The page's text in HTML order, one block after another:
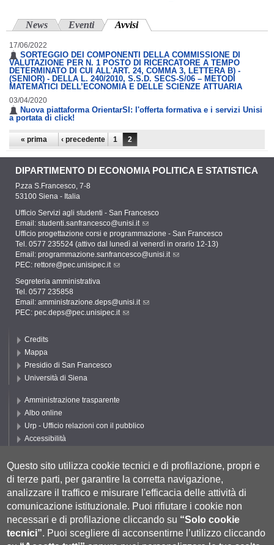
News Eventi Avvisi(scheda attiva)
17/06/2022
SORTEGGIO DEI COMPONENTI DELLA COMMISSIONE DI
VALUTAZIONE PER N. 1 POSTO DI RICERCATORE A TEMPO
DETERMINATO DI CUI ALL'ART. 24, COMMA 3, LETTERA B) -
(SENIOR) - DELLA L. 240/2010, S.S.D. SECS-S/06 – METODI
MATEMATICI DELL’ECONOMIA E DELLE SCIENZE ATTUARIA
03/04/2020
Nuova piattaforma OrientarSI: l'offerta formativa e i servizi Unisi
a portata di click!
Pagine
« prima ‹ precedente 1 2
DIPARTIMENTO DI ECONOMIA POLITICA E STATISTICA
P.zza S.Francesco, 7-8
53100 Siena - Italia
Ufficio Servizi agli studenti - San Francesco
Email: studenti.sanfrancesco@unisi.it
Ufficio progettazione corsi e programmazione - San Francesco
Tel. 0577 235524 (attivo dal lunedì al venerdì in orario 12-13)
Email: programmazione.sanfrancesco@unisi.it
PEC: rettore@pec.unisipec.it
Segreteria amministrativa
Tel. 0577 235858
Email: amministrazione.deps@unisi.it
PEC: pec.deps@pec.unisipec.it
Credits
Mappa
Presidio di San Francesco
Università di Siena
Amministrazione trasparente
Albo online
Urp - Ufficio relazioni con il pubblico
Accessibilità
Cookie settings
Segui DEPS
Questo sito utilizza cookie tecnici e di profilazione, propri e
di terze parti, per garantire la corretta navigazione,
analizzare il traffico e misurare l'efficacia delle attività di
comunicazione istituzionale. Puoi rifiutare i cookie non
necessari e di profilazione cliccando su “Solo cookie
tecnici”. Puoi scegliere di acconsentirne l’utilizzo cliccando